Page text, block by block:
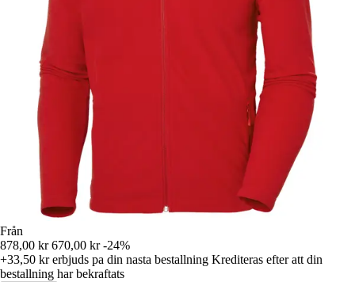
Från
878,00 kr 670,00 kr -24%
+33,50 krerbjuds pa din nasta bestallning Krediteras efter att din
bestallning har bekraftats